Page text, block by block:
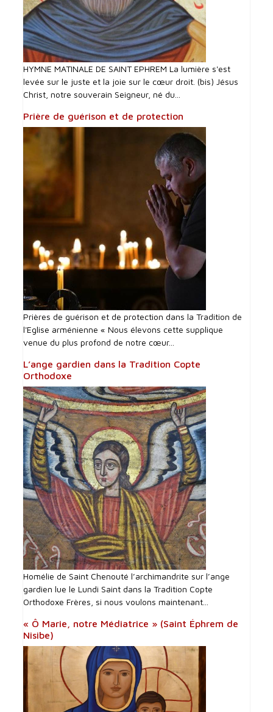
HYMNE MATINALE DE SAINT EPHREM La lumière s'est
levée sur le juste et la joie sur le cœur droit. (bis) Jésus
Christ, notre souverain Seigneur, né du...
Prière de guérison et de protection
Prières de guérison et de protection dans la Tradition de
l'Eglise arménienne « Nous élevons cette supplique
venue du plus profond de notre cœur...
L’ange gardien dans la Tradition Copte
Orthodoxe
Homélie de Saint Chenouté l’archimandrite sur l’ange
gardien lue le Lundi Saint dans la Tradition Copte
Orthodoxe Frères, si nous voulons maintenant...
« Ô Marie, notre Médiatrice » (Saint Éphrem de
Nisibe)